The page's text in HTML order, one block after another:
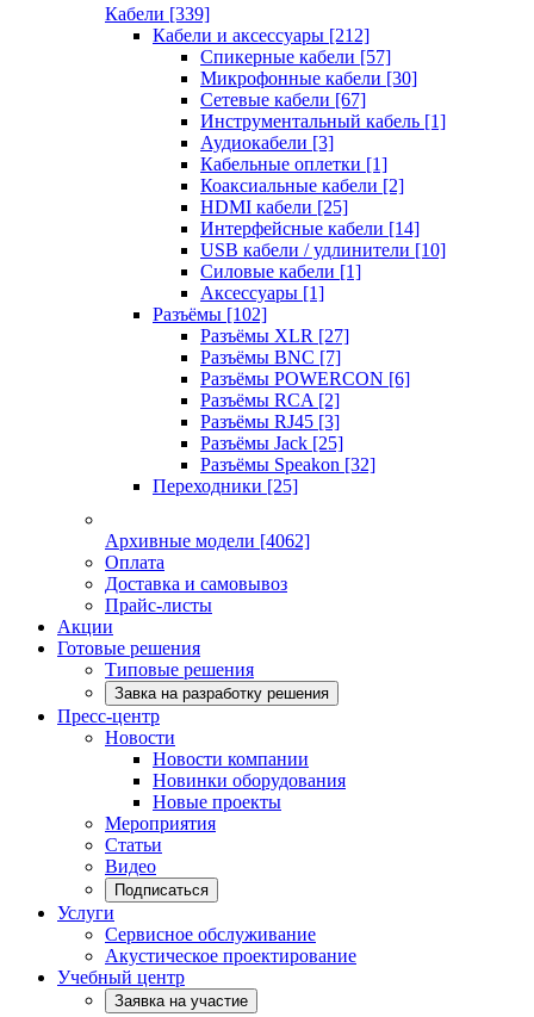
Кабели [339]
Кабели и аксессуары [212]
Спикерные кабели [57]
Микрофонные кабели [30]
Сетевые кабели [67]
Инструментальный кабель [1]
Аудиокабели [3]
Кабельные оплетки [1]
Коаксиальные кабели [2]
HDMI кабели [25]
Интерфейсные кабели [14]
USB кабели / удлинители [10]
Силовые кабели [1]
Аксессуары [1]
Разъёмы [102]
Разъёмы XLR [27]
Разъёмы BNC [7]
Разъёмы POWERCON [6]
Разъёмы RCA [2]
Разъёмы RJ45 [3]
Разъёмы Jack [25]
Разъёмы Speakon [32]
Переходники [25]
Архивные модели [4062]
Оплата
Доставка и самовывоз
Прайс-листы
Акции
Готовые решения
Типовые решения
Завка на разработку решения
Пресс-центр
Новости
Новости компании
Новинки оборудования
Новые проекты
Мероприятия
Статьи
Видео
Подписаться
Услуги
Сервисное обслуживание
Акустическое проектирование
Учебный центр
Заявка на участие